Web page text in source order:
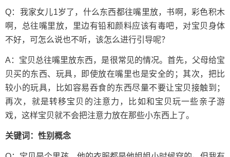
Q：我家女儿1岁了，什么东西都往嘴里放，书啊，彩色积木
啊，总往嘴里放，里边有铅和颜料应该有毒吧，对宝贝身体
不好，可怎么说也不听，该怎么进行引导呢？
A：宝贝总往嘴里放东西，是很常见的情况。首先，父母给宝
贝买的东西、玩具，即使放在嘴里也是安全的；其次，把比
较小的玩具，比如容易吞食的东西尽量不要让宝贝接触到；
再次，就是转移宝贝的注意力，比如和宝贝玩一些亲子游
戏，这样宝贝就不会把注意力放在那些小东西上了。
关键词：性别概念